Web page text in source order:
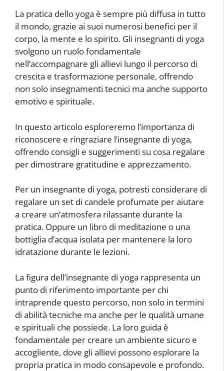
La pratica dello yoga è sempre più diffusa in tutto
il mondo, grazie ai suoi numerosi benefici per il
corpo, la mente e lo spirito. Gli insegnanti di yoga
svolgono un ruolo fondamentale
nell’accompagnare gli allievi lungo il percorso di
crescita e trasformazione personale, offrendo
non solo insegnamenti tecnici ma anche supporto
emotivo e spirituale.
In questo articolo esploreremo l’importanza di
riconoscere e ringraziare l’insegnante di yoga,
offrendo consigli e suggerimenti su cosa regalare
per dimostrare gratitudine e apprezzamento.
Per un insegnante di yoga, potresti considerare di
regalare un set di candele profumate per aiutare
a creare un’atmosfera rilassante durante la
pratica. Oppure un libro di meditazione o una
bottiglia d’acqua isolata per mantenere la loro
idratazione durante le lezioni.
La figura dell’insegnante di yoga rappresenta un
punto di riferimento importante per chi
intraprende questo percorso, non solo in termini
di abilità tecniche ma anche per le qualità umane
e spirituali che possiede. La loro guida è
fondamentale per creare un ambiente sicuro e
accogliente, dove gli allievi possono esplorare la
propria pratica in modo consapevole e profondo.